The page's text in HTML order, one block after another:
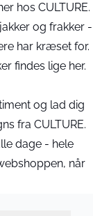
hos CULTURE.
og frakker -
har kræset for.
findes lige her.
og lad dig
fra CULTURE.
dage - hele
når